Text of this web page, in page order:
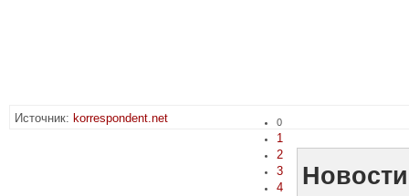
Источник: korrespondent.net 0
1
2
3
4